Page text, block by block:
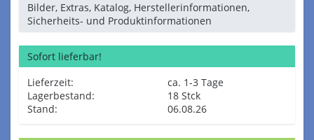
Bilder, Extras, Katalog, Herstellerinformationen,
Sicherheits- und Produktinformationen
Sofort lieferbar!
Lieferzeit:
ca. 1-3 Tage
Lagerbestand:
18 Stck
Stand:
06.08.26